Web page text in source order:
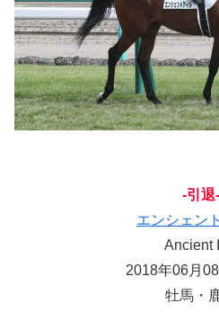
-引退-
エンシェン
Ancient
2018年06月
牡馬・